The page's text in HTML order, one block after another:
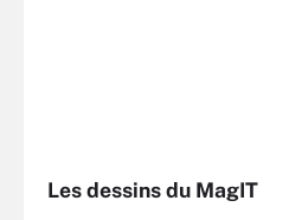
Les dessins du MagIT